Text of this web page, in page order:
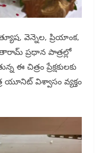
వెన్నెల, ప్రియాంక,
ప్రధాన పాత్రల్లో
ఈ చిత్రం ప్రేక్షకులకు
యూనిట్ విశ్వాసం వ్యక్తం